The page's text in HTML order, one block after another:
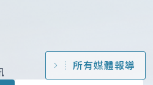
所有媒體報導